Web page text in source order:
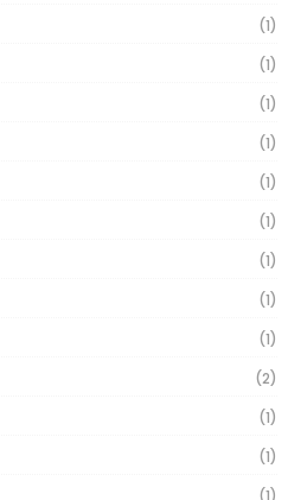
(1)
(1)
(1)
(1)
(1)
(1)
(1)
(1)
(1)
(2)
(1)
(1)
(1)